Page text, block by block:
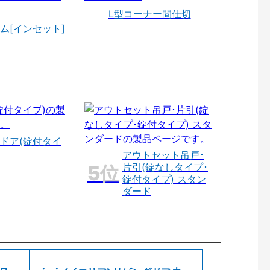
[インセット]
L型コーナー間仕切
ア(錠付タイ
アウトセット吊戸･
片引(錠なしタイプ･
錠付タイプ) スタン
ダード